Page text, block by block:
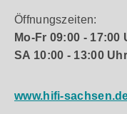
Öffnungszeiten:
Mo-Fr 09:00 - 17:00
SA 10:00 - 13:00 Uhr
www.hifi-